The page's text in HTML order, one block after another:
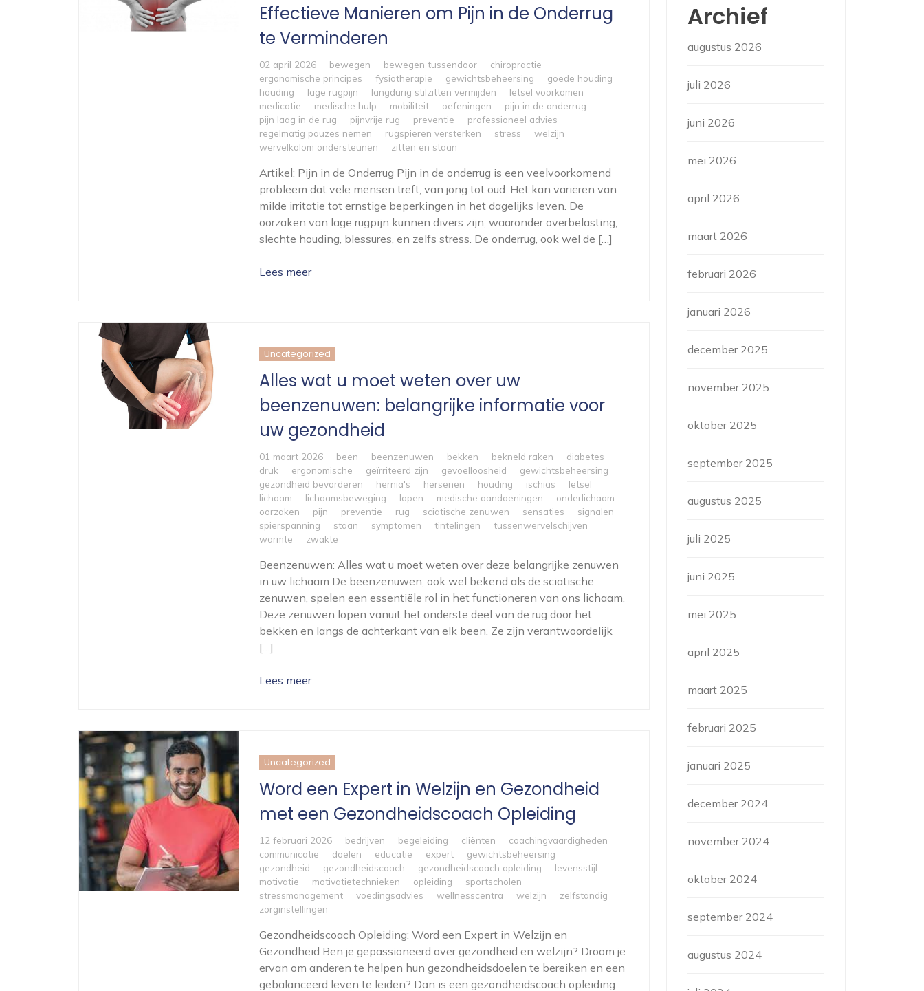
Effectieve Manieren om Pijn in de Onderrug
te Verminderen
02 april 2026 bewegen bewegen tussendoor
chiropractie
ergonomische principes
fysiotherapie gewichtsbeheersing
goede houding
houding
lage rugpijn langdurig stilzitten vermijden
letsel voorkomen
medicatie
medische hulp mobiliteit oefeningen
pijn in de onderrug
pijn laag in de rug
pijnvrije rug preventie
professioneel advies
regelmatig pauzes nemen
rugspieren versterken stress
welzijn
wervelkolom ondersteunen
zitten en staan
Artikel: Pijn in de Onderrug Pijn in de onderrug is een veelvoorkomend
probleem dat vele mensen treft, van jong tot oud. Het kan variëren van
milde irritatie tot ernstige beperkingen in het dagelijks leven. De
oorzaken van lage rugpijn kunnen divers zijn, waaronder overbelasting,
slechte houding, blessures, en zelfs stress. De onderrug, ook wel de […]
Lees meer
Uncategorized
Alles wat u moet weten over uw
beenzenuwen: belangrijke informatie voor
uw gezondheid
01 maart 2026 been beenzenuwen bekken bekneld raken
diabetes
druk
ergonomische geïrriteerd zijn gevoelloosheid
gewichtsbeheersing
gezondheid bevorderen
hernia's hersenen houding ischias
letsel
lichaam
lichaamsbeweging lopen medische aandoeningen
onderlichaam
oorzaken
pijn preventie rug sciatische zenuwen sensaties
signalen
spierspanning
staan symptomen tintelingen
tussenwervelschijven
warmte
zwakte
Beenzenuwen: Alles wat u moet weten over deze belangrijke zenuwen
in uw lichaam De beenzenuwen, ook wel bekend als de sciatische
zenuwen, spelen een essentiële rol in het functioneren van ons lichaam.
Deze zenuwen lopen vanuit het onderste deel van de rug door het
bekken en langs de achterkant van elk been. Ze zijn verantwoordelijk
[…]
Lees meer
Uncategorized
Word een Expert in Welzijn en Gezondheid
met een Gezondheidscoach Opleiding
12 februari 2026 bedrijven begeleiding cliënten
coachingvaardigheden
communicatie
doelen educatie expert
gewichtsbeheersing
gezondheid
gezondheidscoach gezondheidscoach opleiding
levensstijl
motivatie
motivatietechnieken opleiding
sportscholen
stressmanagement
voedingsadvies wellnesscentra welzijn
zelfstandig
zorginstellingen
Gezondheidscoach Opleiding: Word een Expert in Welzijn en
Gezondheid Ben je gepassioneerd over gezondheid en welzijn? Droom je
ervan om anderen te helpen hun gezondheidsdoelen te bereiken en een
gebalanceerd leven te leiden? Dan is een gezondheidscoach opleiding
Archief
augustus 2026
juli 2026
juni 2026
mei 2026
april 2026
maart 2026
februari 2026
januari 2026
december 2025
november 2025
oktober 2025
september 2025
augustus 2025
juli 2025
juni 2025
mei 2025
april 2025
maart 2025
februari 2025
januari 2025
december 2024
november 2024
oktober 2024
september 2024
augustus 2024